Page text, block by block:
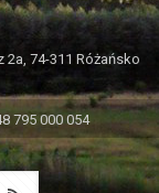
2a, 74-311 Różańsko
795 000 054